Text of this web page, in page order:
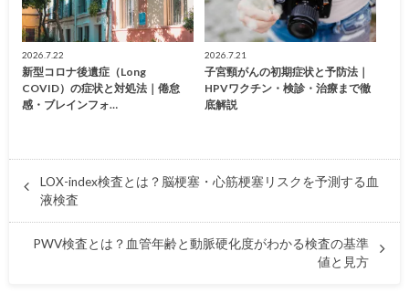
2026.7.22
新型コロナ後遺症（Long
COVID）の症状と対処法｜倦怠
感・ブレインフォ…
2026.7.21
子宮頸がんの初期症状と予防法｜
HPVワクチン・検診・治療まで徹
底解説
LOX-index検査とは？脳梗塞・心筋梗塞リスクを予測する血
液検査
PWV検査とは？血管年齢と動脈硬化度がわかる検査の基準
値と見方